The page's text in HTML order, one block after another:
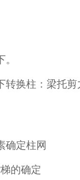
转换柱：梁托
确定柱网
的确定